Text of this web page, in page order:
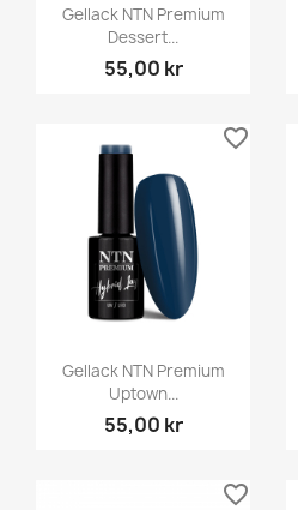
Gellack NTN Premium
Dessert...
55,00 kr
Gellack NTN Premium
Uptown...
55,00 kr
favorite_border
favorite_border